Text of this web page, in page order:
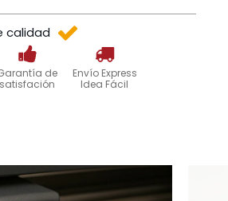
calidad
de
satisfación
Envío Express
Idea Fácil